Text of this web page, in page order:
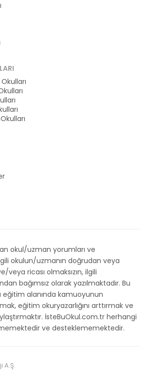
okul/uzman yorumları ve
okulun/uzmanın doğrudan veya
veya ricası olmaksızın, ilgili
bağımsız olarak yazılmaktadır. Bu
eğitim alanında kamuoyunun
eğitim okuryazarlığını arttırmak ve
İsteBuOkul.com.tr herhangi
ve desteklememektedir.
A.Ş.